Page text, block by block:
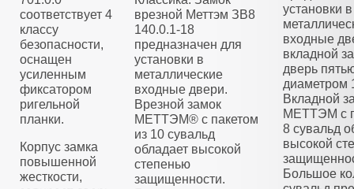
соответствует 4
классу
безопасности,
оснащен
усиленным
фиксатором
ригельной
планки.
Корпус замка
повышенной
жесткости,
врезной Меттэм ЗВ8
140.0.1-18
предназначен для
установки в
металлические
входные двери.
Врезной замок
МЕТТЭМ® с пакетом
из 10 сувальд
обладает высокой
степенью
защищенности.
установки в
входные
вкладной
дверь
диаметром
Вкладной
МЕТТЭМ с
8 сувальд
высокой
Большое